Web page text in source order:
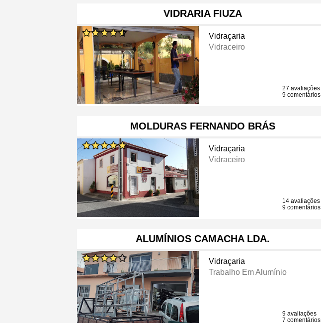
VIDRARIA FIUZA
Vidraçaria
Vidraceiro
27 avaliações
9 comentários
MOLDURAS FERNANDO BRÁS
Vidraçaria
Vidraceiro
14 avaliações
9 comentários
ALUMÍNIOS CAMACHA LDA.
Vidraçaria
Trabalho Em Alumínio
9 avaliações
7 comentários